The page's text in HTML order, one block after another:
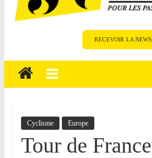
Tourisme
est
média
sur
RECEVOIR LA
Cyclisme Europe
Tour de